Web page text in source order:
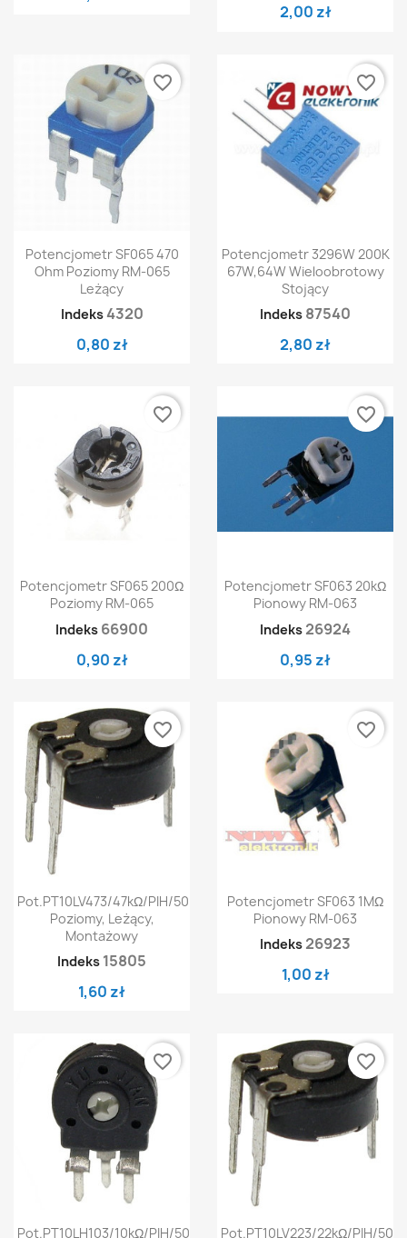
2,00 zł
Potencjometr SF065 470
Ohm Poziomy RM-065
Leżący
Indeks 4320
0,80 zł
favorite_border
Potencjometr 3296W 200K
67W,64W Wieloobrotowy
Stojący
Indeks 87540
2,80 zł
favorite_border
Potencjometr SF065 200Ω
Poziomy RM-065
Indeks 66900
0,90 zł
favorite_border
Potencjometr SF063 20kΩ
Pionowy RM-063
Indeks 26924
0,95 zł
favorite_border
Pot.PT10LV473/47kΩ/PIH/500
Poziomy, Leżący,
Montażowy
Indeks 15805
1,60 zł
favorite_border
Potencjometr SF063 1MΩ
Pionowy RM-063
Indeks 26923
1,00 zł
favorite_border
Pot.PT10LH103/10kΩ/PIH/500
favorite_border
Pot.PT10LV223/22kΩ/PIH/500
favorite_border